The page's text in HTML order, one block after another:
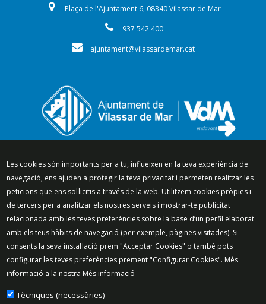
Plaça de l'Ajuntament 6, 08340 Vilassar de Mar
937 542 400
ajuntament@vilassardemar.cat
Segueix-nos a:
Mapa del lloc
Política de Privacitat
Política de Xarxes Socials
Política de cookies
Protecció de dades
Avís legal
Contacte
Preguntes freqüents
© 2025 - Ajuntament de Vilassar de Mar
Les cookies són importants per a tu, influeixen en la teva experiència de
navegació, ens ajuden a protegir la teva privacitat i permeten realitzar les
peticions que ens sol·licitis a través de la web. Utilitzem cookies pròpies i
de tercers per a analitzar els nostres serveis i mostrar-te publicitat
relacionada amb les teves preferències sobre la base d’un perfil elaborat
amb els teus hàbits de navegació (per exemple, pàgines visitades). Si
consents la seva instal·lació prem "Acceptar Cookies" o també pots
configurar les teves preferències prement "Configurar Cookies". Més
informació a la nostra Més informació
Tècniques (necessàries)